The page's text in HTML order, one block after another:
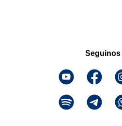
Seguinos